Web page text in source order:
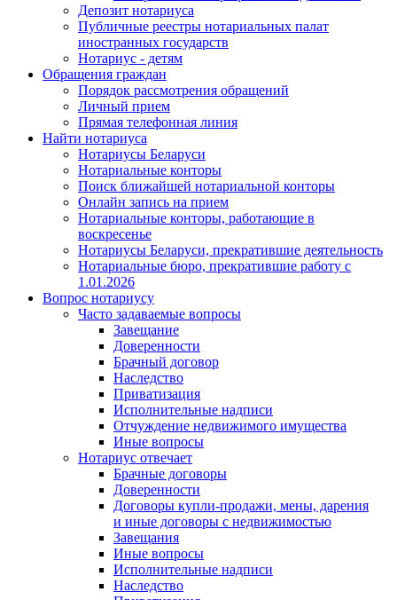
Депозит нотариуса
Публичные реестры нотариальных палат
иностранных государств
Нотариус - детям
Обращения граждан
Порядок рассмотрения обращений
Личный прием
Прямая телефонная линия
Найти нотариуса
Нотариусы Беларуси
Нотариальные конторы
Поиск ближайшей нотариальной конторы
Онлайн запись на прием
Нотариальные конторы, работающие в
воскресенье
Нотариусы Беларуси, прекратившие деятельность
Нотариальные бюро, прекратившие работу с
1.01.2026
Вопрос нотариусу
Часто задаваемые вопросы
Завещание
Доверенности
Брачный договор
Наследство
Приватизация
Исполнительные надписи
Отчуждение недвижимого имущества
Иные вопросы
Нотариус отвечает
Брачные договоры
Доверенности
Договоры купли-продажи, мены, дарения
и иные договоры с недвижимостью
Завещания
Иные вопросы
Исполнительные надписи
Наследство